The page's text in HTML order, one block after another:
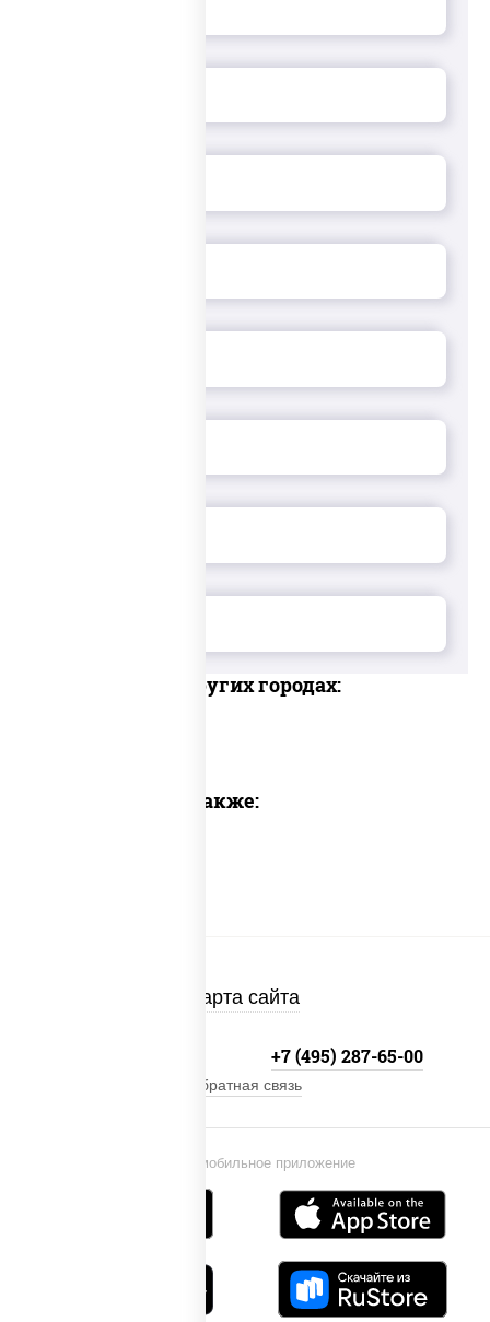
Доставка в других городах:
Предлагаем также:
Карта сайта
Установи мобильное приложение
+7 (495) 287-65-00
Обратная связь